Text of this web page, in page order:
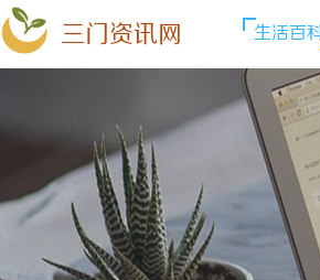
三门资讯网 生活百